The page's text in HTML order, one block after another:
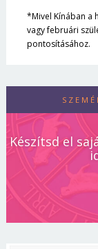
*Mivel Kínában a
vagy februári
pontosításához.
Készítsd el